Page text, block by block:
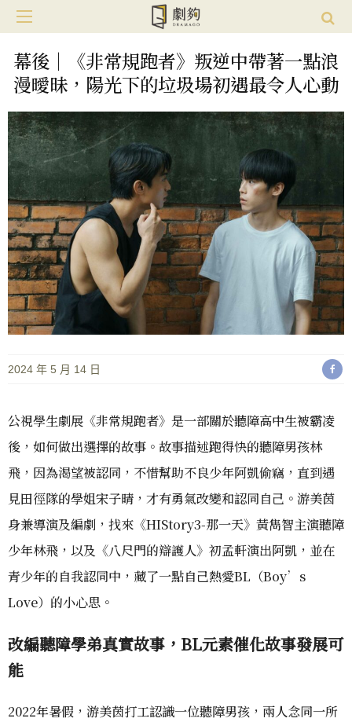
幕後｜《非常規跑者》叛逆中帶著一點浪
漫曖昧，陽光下的垃圾場初遇最令人心動
2024 年 5 月 14 日
公視學生劇展《非常規跑者》是一部關於聽障高中生被霸凌
後，如何做出選擇的故事。故事描述跑得快的聽障男孩林
飛，因為渴望被認同，不惜幫助不良少年阿凱偷竊，直到遇
見田徑隊的學姐宋子晴，才有勇氣改變和認同自己。游美茵
身兼導演及編劇，找來《HIStory3-那一天》黃雋智主演聽障
少年林飛，以及《八尺門的辯護人》初孟軒演出阿凱，並在
青少年的自我認同中，藏了一點自己熱愛BL（Boy’s
Love）的小心思。
改編聽障學弟真實故事，BL元素催化故事發展可
能
2022年暑假，游美茵打工認識一位聽障男孩，兩人念同一所